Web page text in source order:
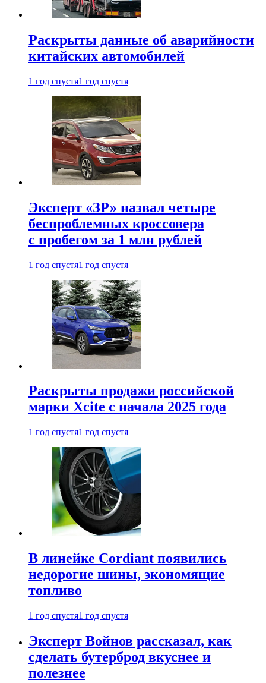
Раскрыты данные об аварийности
китайских автомобилей
1 год спустя1 год спустя
Эксперт «ЗР» назвал четыре
беспроблемных кроссовера
с пробегом за 1 млн рублей
1 год спустя1 год спустя
Раскрыты продажи российской
марки Xcite с начала 2025 года
1 год спустя1 год спустя
В линейке Cordiant появились
недорогие шины, экономящие
топливо
1 год спустя1 год спустя
Эксперт Войнов рассказал, как
сделать бутерброд вкуснее и
полезнее